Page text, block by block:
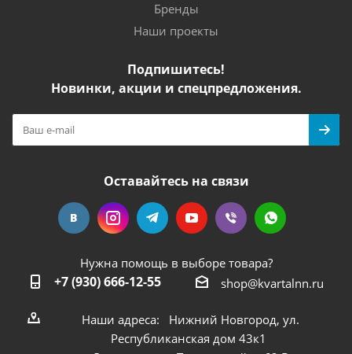
Бренды
Наши проекты
Подпишитесь!
Новинки, акции и спецпредложения.
Оставайтесь на связи
Нужна помощь в выборе товара?
+7 (930) 666-12-55 shop@kvartalnn.ru
Наши адреса: Нижний Новгород, ул.
Республиканская дом 43к1